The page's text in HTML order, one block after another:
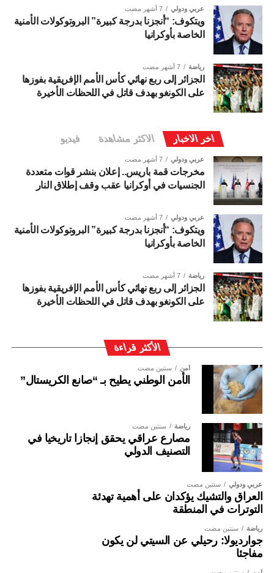
عربي ودولي 7 أشهر مضت
ويتكوف: “أنجزنا بدرجة كبيرة” البروتوكولات الأمنية
الخاصة بأوكرانيا
رياضة 7 أشهر مضت
الجزائر إلى ربع نهائي كأس الأمم الإفريقية بفوزها
على الكونغو بهدف قاتل في اللحظات الأخيرة
اخر الاخبار الاكثر مشاهدة فيديو
عربي ودولي 7 أشهر مضت
مخرجات قمة باريس.. إعلان بنشر قوات متعددة
الجنسيات في أوكرانيا عقب وقف إطلاق النار
عربي ودولي 7 أشهر مضت
ويتكوف: “أنجزنا بدرجة كبيرة” البروتوكولات الأمنية
الخاصة بأوكرانيا
رياضة 7 أشهر مضت
الجزائر إلى ربع نهائي كأس الأمم الإفريقية بفوزها
على الكونغو بهدف قاتل في اللحظات الأخيرة
الأكثر قراءة
أمن سنتين مضت
الأمن الوطني يطيح بـ “صانع الكريستال”
رياضة سنتين مضت
مصارع عراقي يحقق إنجازا تاريخيا في
التصنيف الدولي
عربي ودولي سنتين مضت
العراق والتشيك يؤكدان على أهمية تهدئة
التوترات في المنطقة
رياضة سنتين مضت
جوارديولا: رحيلي عن السيتي لن يكون
مفاجئا